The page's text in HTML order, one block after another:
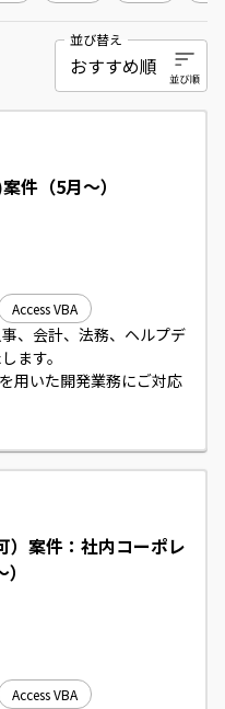
並び替え
件（5月～）
Access VBA
、会計、法務、ヘルプデ
ます。
用いた開発業務にご対応
案件：社内コーポレ
Access VBA